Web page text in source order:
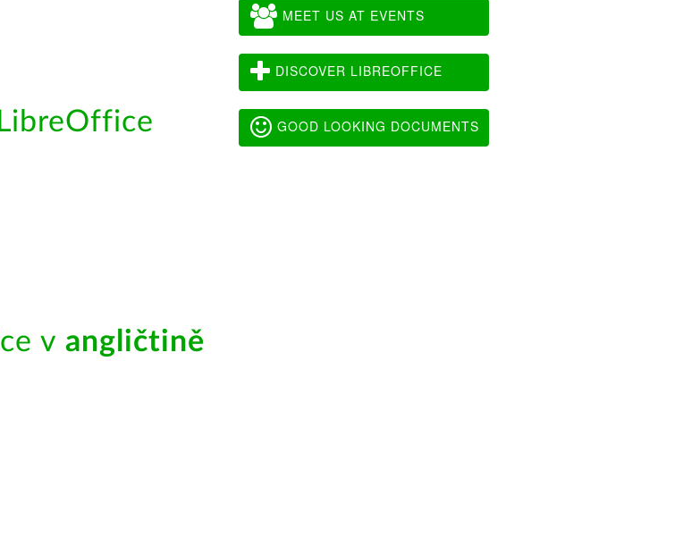
v angličtině
MEET US AT EVENTS
DISCOVER LIBREOFFICE
GOOD LOOKING DOCUMENTS